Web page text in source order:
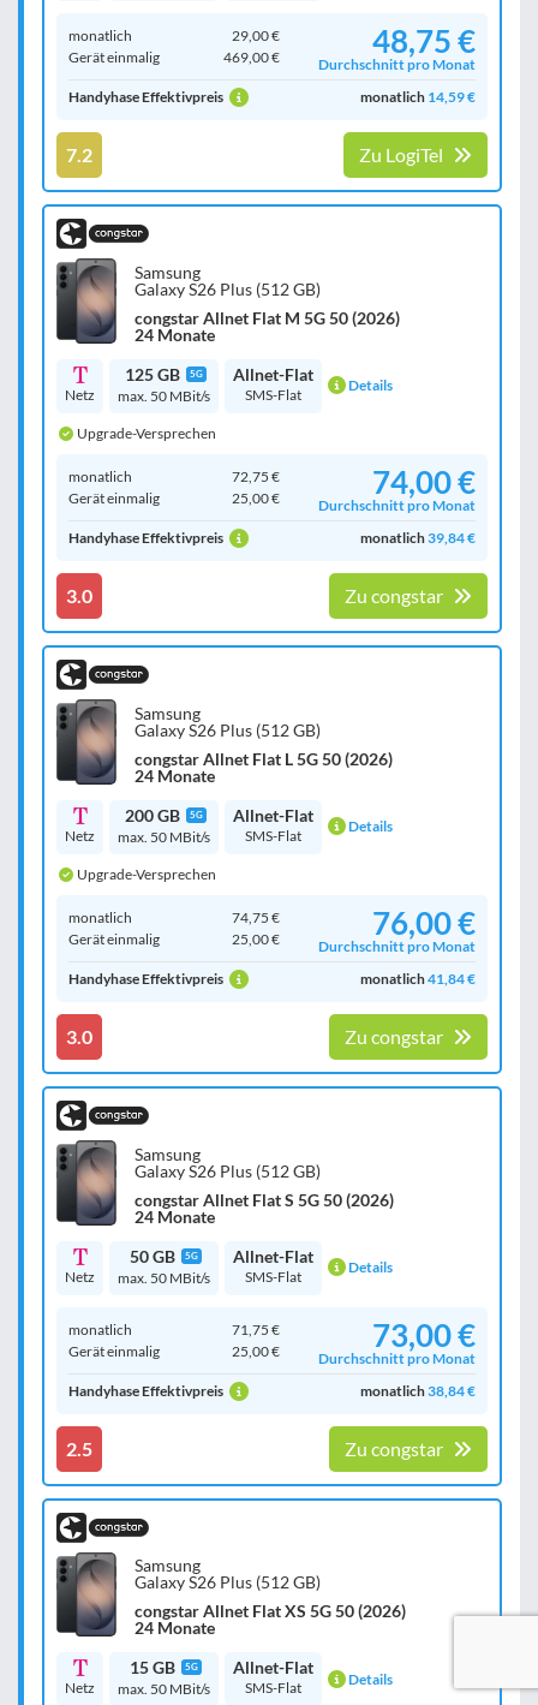
monatlich
29,00 €
Gerät einmalig
469,00 € 48,75 €
Durchschnitt pro Monat
Handyhase Effektivpreis
monatlich 14,59 €
7.2 Zu LogiTel
Samsung
Galaxy S26 Plus (512 GB)
congstar Allnet Flat M 5G 50 (2026)
24 Monate
Netz
125 GB 5G
max. 50 MBit/s
Allnet-Flat
SMS-Flat Details
Upgrade-Versprechen
monatlich
72,75 €
Gerät einmalig
25,00 € 74,00 €
Durchschnitt pro Monat
Handyhase Effektivpreis
monatlich39,84 €
3.0 Zu congstar
Samsung
Galaxy S26 Plus (512 GB)
congstar Allnet Flat L 5G 50 (2026)
24 Monate
Netz
200 GB 5G
max. 50 MBit/s
Allnet-Flat
SMS-Flat Details
Upgrade-Versprechen
monatlich
74,75 €
Gerät einmalig
25,00 € 76,00 €
Durchschnitt pro Monat
Handyhase Effektivpreis
monatlich41,84 €
3.0 Zu congstar
Samsung
Galaxy S26 Plus (512 GB)
congstar Allnet Flat S 5G 50 (2026)
24 Monate
Netz
50 GB 5G
max. 50 MBit/s
Allnet-Flat
SMS-Flat Details
monatlich
71,75 €
Gerät einmalig
25,00 € 73,00 €
Durchschnitt pro Monat
Handyhase Effektivpreis
monatlich38,84 €
2.5 Zu congstar
Samsung
Galaxy S26 Plus (512 GB)
congstar Allnet Flat XS 5G 50 (2026)
24 Monate
Netz
15 GB 5G
max. 50 MBit/s
Allnet-Flat
SMS-Flat Details